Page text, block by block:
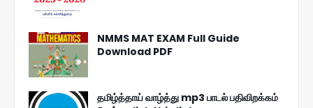
NMMS MAT EXAM Full Guide
Download PDF
தமிழ்த்தாய் வாழ்த்து mp3 பாடல் பதிவிறக்கம்